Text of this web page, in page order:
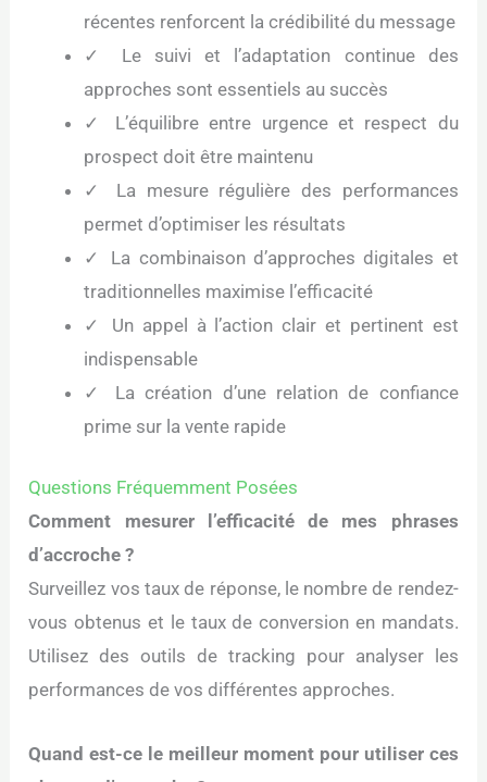
récentes renforcent la crédibilité du message
✓ Le suivi et l’adaptation continue des
approches sont essentiels au succès
✓ L’équilibre entre urgence et respect du
prospect doit être maintenu
✓ La mesure régulière des performances
permet d’optimiser les résultats
✓ La combinaison d’approches digitales et
traditionnelles maximise l’efficacité
✓ Un appel à l’action clair et pertinent est
indispensable
✓ La création d’une relation de confiance
prime sur la vente rapide
Questions Fréquemment Posées
Comment mesurer l’efficacité de mes phrases
d’accroche ?
Surveillez vos taux de réponse, le nombre de rendez-
vous obtenus et le taux de conversion en mandats.
Utilisez des outils de tracking pour analyser les
performances de vos différentes approches.
Quand est-ce le meilleur moment pour utiliser ces